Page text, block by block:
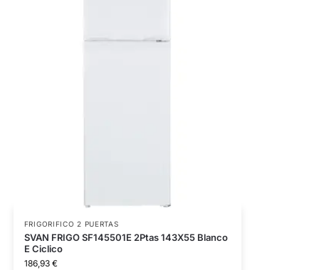
FRIGORIFICO 2 PUERTAS
SVAN FRIGO SF145501E 2Ptas 143X55 Blanco
E Ciclico
186,93 €